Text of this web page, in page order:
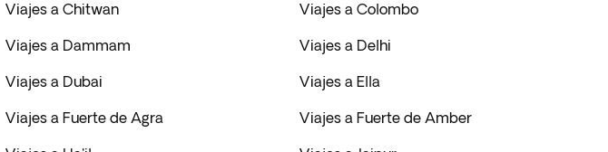
Viajes a Chitwan Viajes a Colombo
Viajes a Dammam Viajes a Delhi
Viajes a Dubai Viajes a Ella
Viajes a Fuerte de Agra Viajes a Fuerte de Amber